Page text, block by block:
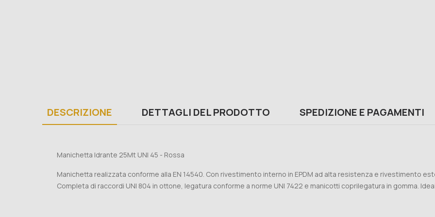
DESCRIZIONE DETTAGLI DEL PRODOTTO SPEDIZIONE E PAGAMENTI
Manichetta Idrante 25Mt UNI 45 - Rossa
Manichetta realizzata conforme alla EN 14540. Con rivestimento interno in EPDM ad alta resistenza e rivestimento
Completa di raccordi UNI 804 in ottone, legatura conforme a norme UNI 7422 e manicotti coprilegatura in gomma.